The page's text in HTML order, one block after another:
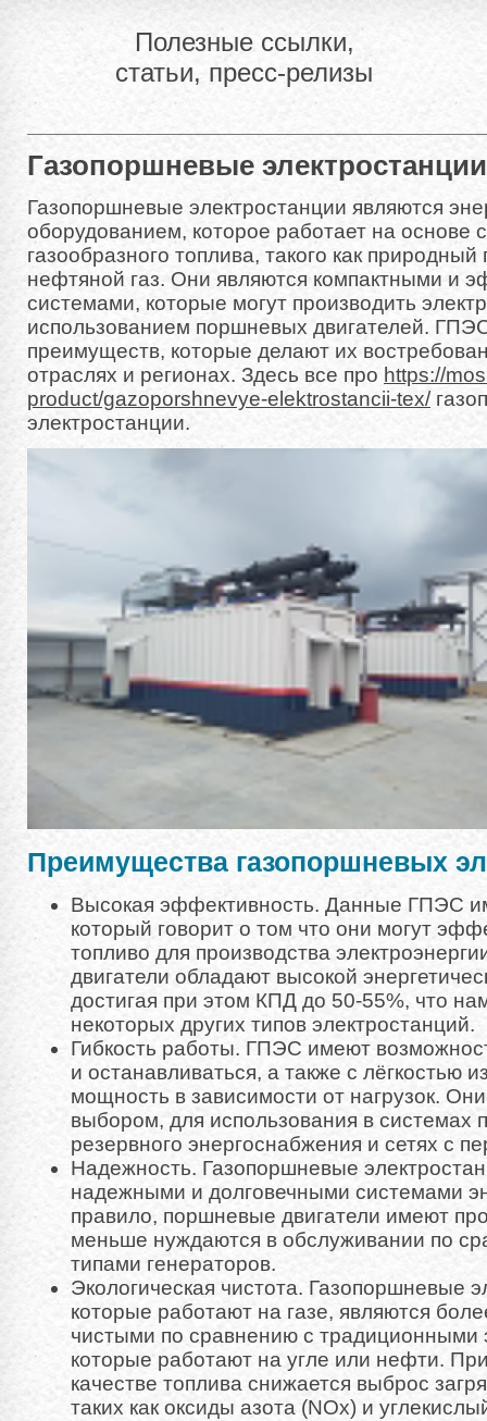
Полезные ссылки,
статьи, пресс-релизы
Газопоршневые электростанции
Газопоршневые электростанции являются
оборудованием, которое работает на основе
газообразного топлива, такого как
нефтяной газ. Они являются компактными и
системами, которые могут производить
использованием поршневых двигателей.
преимуществ, которые делают их
отраслях и регионах. Здесь все про https://
product/gazoporshnevye-elektrostancii-tex/
электростанции.
Преимущества газопоршневых
Высокая эффективность. Данные ГПЭС
который говорит о том что они могут
топливо для производства
двигатели обладают высокой
достигая при этом КПД до 50-55%, что
некоторых других типов электростанций.
Гибкость работы. ГПЭС имеют
и останавливаться, а также с лёгкостью
мощность в зависимости от нагрузок.
выбором, для использования в системах
резервного энергоснабжения и сетях с
Надежность. Газопоршневые
надежными и долговечными системами
правило, поршневые двигатели имеют
меньше нуждаются в обслуживании по
типами генераторов.
Экологическая чистота. Газопоршневые
которые работают на газе, являются
чистыми по сравнению с традиционными
которые работают на угле или нефти.
качестве топлива снижается выброс
таких как оксиды азота (NOx) и